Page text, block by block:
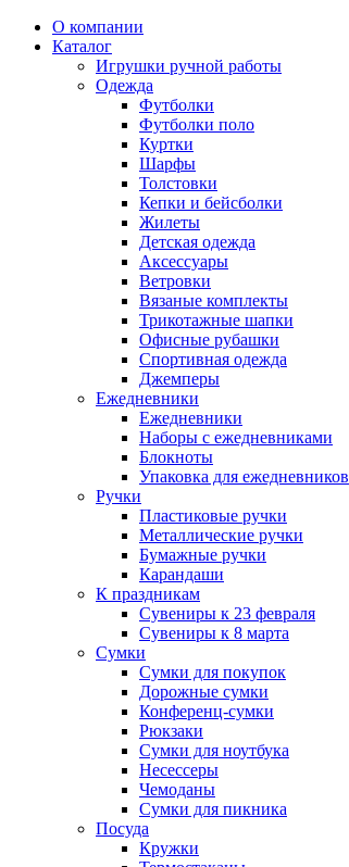
О компании
Каталог
Игрушки ручной работы
Одежда
Футболки
Футболки поло
Куртки
Шарфы
Толстовки
Кепки и бейсболки
Жилеты
Детская одежда
Аксессуары
Ветровки
Вязаные комплекты
Трикотажные шапки
Офисные рубашки
Спортивная одежда
Джемперы
Ежедневники
Ежедневники
Наборы с ежедневниками
Блокноты
Упаковка для ежедневников
Ручки
Пластиковые ручки
Металлические ручки
Бумажные ручки
Карандаши
К праздникам
Сувениры к 23 февраля
Сувениры к 8 марта
Сумки
Сумки для покупок
Дорожные сумки
Конференц-сумки
Рюкзаки
Сумки для ноутбука
Несессеры
Чемоданы
Сумки для пикника
Посуда
Кружки